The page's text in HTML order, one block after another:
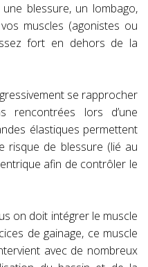
blessure, un lombago,
muscles (agonistes ou
fort en dehors de la
se rapprocher
rencontrées lors d’une
élastiques permettent
risque de blessure (lié au
afin de contrôler le
on doit intégrer le muscle
de gainage, ce muscle
avec de nombreux